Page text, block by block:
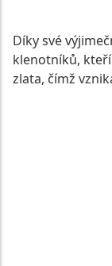
Díky své
klenotníků,
zlata, čímž